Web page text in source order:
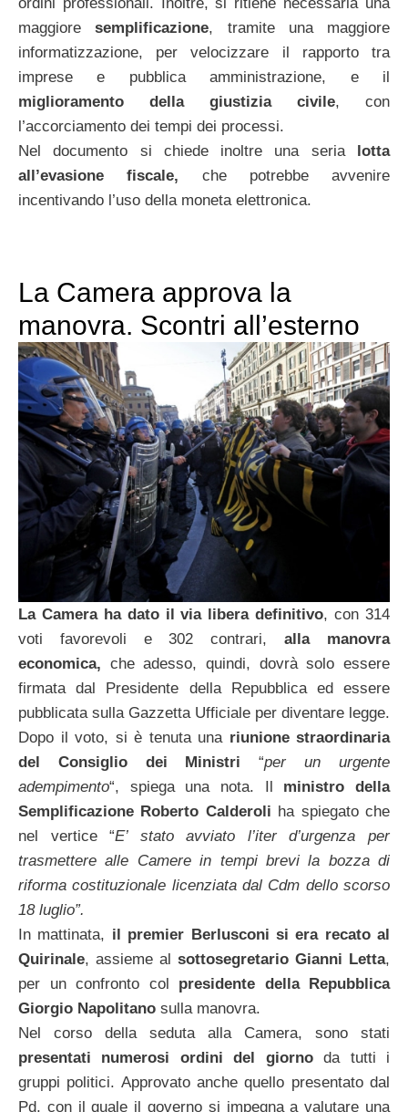
maggioresemplificazione, tramite una maggiore
informatizzazione, per velocizzare il rapporto tra
imprese e pubblica amministrazione, e il
miglioramento della giustizia civile, con
l’accorciamento dei tempi dei processi.
Nel documento si chiede inoltre una seria lotta
all’evasione fiscale, che potrebbe avvenire
incentivando l’uso della moneta elettronica.
La Camera approva la
manovra. Scontri all’esterno
La Camera ha dato il via libera definitivo, con 314
voti favorevoli e 302 contrari,alla manovra
economica, che adesso, quindi, dovrà solo essere
firmata dal Presidente della Repubblica ed essere
pubblicata sulla Gazzetta Ufficiale per diventare legge.
Dopo il voto, si è tenuta una riunione straordinaria
del Consiglio dei Ministri “per un urgente
adempimento“, spiega una nota. Il ministro della
Semplificazione Roberto Calderoli ha spiegato che
nel vertice “E’ stato avviato l’iter d’urgenza per
trasmettere alle Camere in tempi brevi la bozza di
riforma costituzionale licenziata dal Cdm dello scorso
18 luglio”.
In mattinata, il premier Berlusconi si era recato al
Quirinale, assieme al sottosegretario Gianni Letta,
per un confronto col presidente della Repubblica
Giorgio Napolitano sulla manovra.
Nel corso della seduta alla Camera, sono stati
presentati numerosi ordini del giornoda tutti i
gruppi politici. Approvato anche quello presentato dal
Pd, con il quale il governo si impegna a valutare una